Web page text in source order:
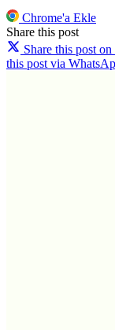
Chrome'a Ekle
Share this post
Share this post
this post via